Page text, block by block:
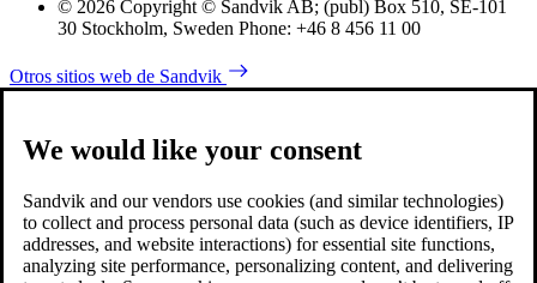
© 2026 Copyright © Sandvik AB; (publ) Box 510, SE-101
30 Stockholm, Sweden Phone: +46 8 456 11 00
Otros sitios web de Sandvik
We would like your consent
Sandvik and our vendors use cookies (and similar technologies)
to collect and process personal data (such as device identifiers, IP
addresses, and website interactions) for essential site functions,
analyzing site performance, personalizing content, and delivering